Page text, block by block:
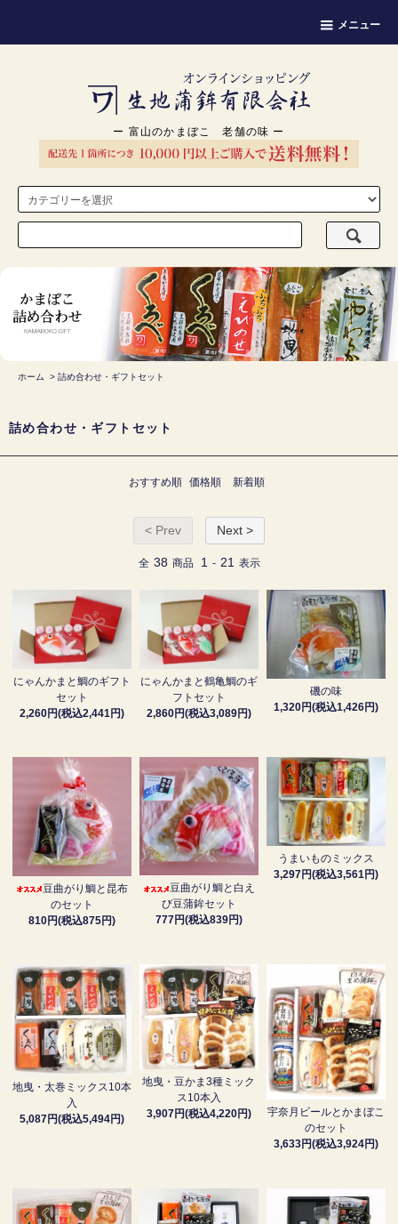
メニュー
ー 富山のかまぼこ 老舗の味 ー
ホーム > 詰め合わせ・ギフトセット
詰め合わせ・ギフトセット
おすすめ順 価格順 新着順
< Prev Next >
全 38 商品 1 - 21 表示
にゃんかまと鯛のギフト
セット
2,260円(税込2,441円)
にゃんかまと鶴亀鯛のギ
フトセット
2,860円(税込3,089円)
磯の味
1,320円(税込1,426円)
豆曲がり鯛と昆布
のセット
810円(税込875円)
豆曲がり鯛と白え
び豆蒲鉾セット
777円(税込839円)
うまいものミックス
3,297円(税込3,561円)
地曳・太巻ミックス10本
入
5,087円(税込5,494円)
地曳・豆かま3種ミック
ス10本入
3,907円(税込4,220円)
宇奈月ビールとかまぼこ
のセット
3,633円(税込3,924円)